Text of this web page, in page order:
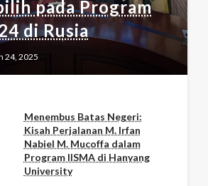
pada Program
di Rusia
24, 2025
Menembus Batas Negeri:
Kisah Perjalanan M. Irfan
Nabiel M. Mucoffa dalam
Program IISMA di Hanyang
University